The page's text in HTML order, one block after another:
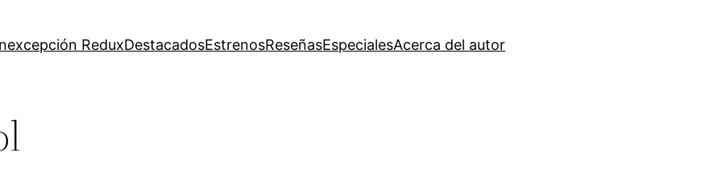
ReduxDestacadosEstrenosReseñasEspecialesAcerca del autor